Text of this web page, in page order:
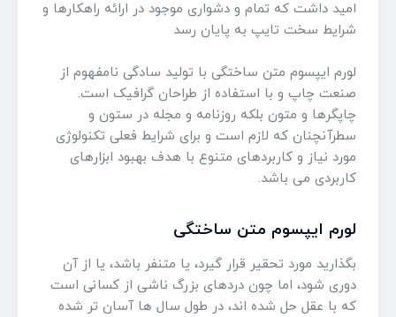
امید داشت که تمام و دشواری موجود در ارائه راهکارها و
شرایط سخت تایپ به پایان رسد
لورم ایپسوم متن ساختگی با تولید سادگی نامفهوم از
صنعت چاپ و با استفاده از طراحان گرافیک است.
چاپگرها و متون بلکه روزنامه و مجله در ستون و
سطرآنچنان که لازم است و برای شرایط فعلی تکنولوژی
مورد نیاز و کاربردهای متنوع با هدف بهبود ابزارهای
کاربردی می باشد.
لورم ایپسوم متن ساختگی
بگذارید مورد تحقیر قرار گیرد، یا متنفر باشد، یا از آن
دوری شود، اما چون دردهای بزرگ ناشی از کسانی است
که با عقل حل شده اند، در طول سال ها آسان تر شده